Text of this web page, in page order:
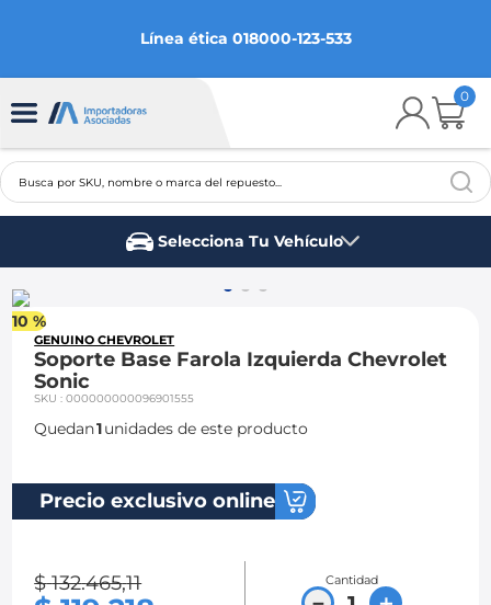
Línea ética 018000-123-533
0
Busca por SKU, nombre o marca del repuesto...
Selecciona Tu Vehículo
10 %
GENUINO CHEVROLET
Soporte Base Farola Izquierda Chevrolet
Sonic
SKU:000000000096901555
Quedan1unidades de este producto
Precio exclusivo online
$ 132.465,11 Cantidad
2
3.
spark gt
ford fiesta
7.
sail